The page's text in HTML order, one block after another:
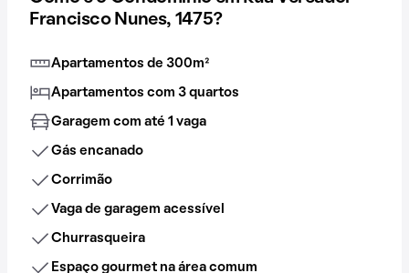
Francisco Nunes, 1475?
Apartamentos de 300m²
Apartamentos com 3 quartos
Garagem com até 1 vaga
Gás encanado
Corrimão
Vaga de garagem acessível
Churrasqueira
Espaço gourmet na área comum